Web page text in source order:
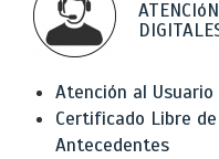
Atención al
Certificado Libre
Antecedentes